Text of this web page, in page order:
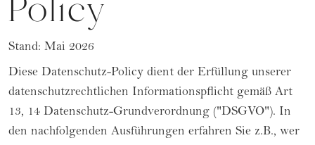
Policy
Stand: Mai 2026
Diese Datenschutz-Policy dient der Erfüllung unserer
datenschutzrechtlichen Informationspflicht gemäß Art
13, 14 Datenschutz-Grundverordnung ("DSGVO"). In
den nachfolgenden Ausführungen erfahren Sie z.B., wer